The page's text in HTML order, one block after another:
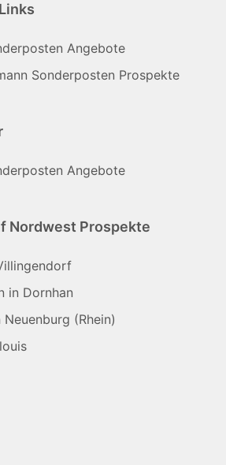
Angebote
Sonderposten Prospekte
Angebote
Nordwest Prospekte
in Dornhan
(Rhein)